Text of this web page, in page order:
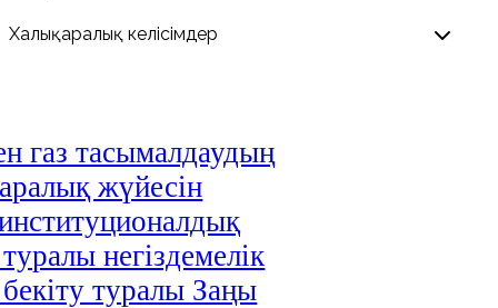
газ тасымалдаудың
жүйесін
туралы негіздемелік
бекіту туралы Заңы